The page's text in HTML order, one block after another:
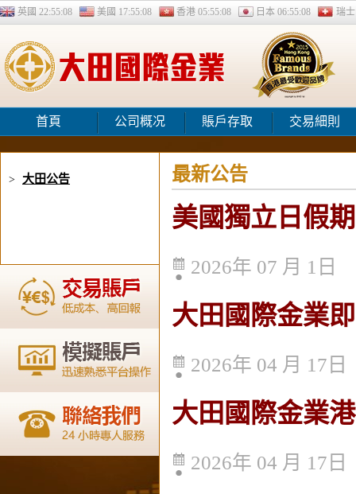
英國 22:55:09 美國 17:55:09 香港 05:55:09 日本 06:55:09 瑞
首頁 公司概况 賬戶存取 交易細則
> 大田公告 最新公告
美國獨立日假
2026年 07 月 1日
大田國際金業
2026年 04 月 17日
大田國際金業
2026年 04 月 17日